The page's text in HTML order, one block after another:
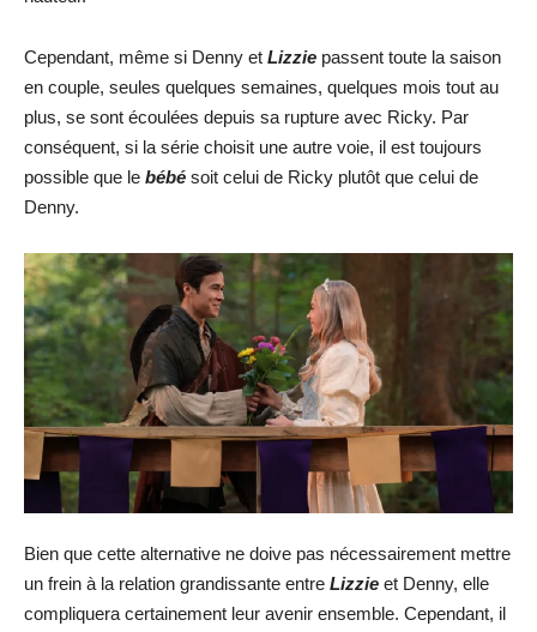
Cependant, même si Denny et Lizzie passent toute la saison
en couple, seules quelques semaines, quelques mois tout au
plus, se sont écoulées depuis sa rupture avec Ricky. Par
conséquent, si la série choisit une autre voie, il est toujours
possible que le bébé soit celui de Ricky plutôt que celui de
Denny.
Bien que cette alternative ne doive pas nécessairement mettre
un frein à la relation grandissante entre Lizzie et Denny, elle
compliquera certainement leur avenir ensemble. Cependant, il